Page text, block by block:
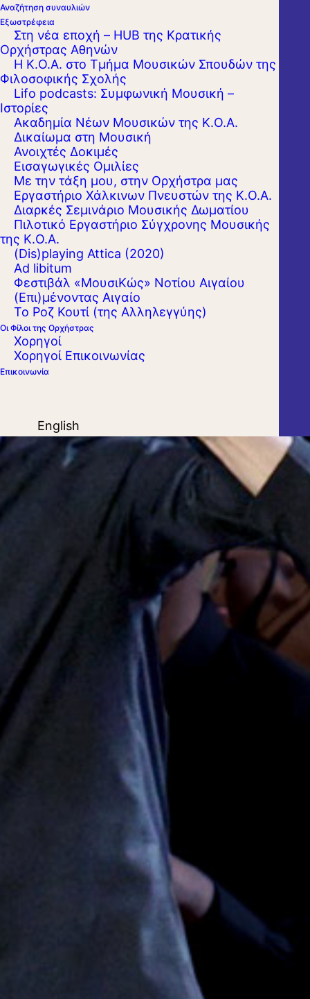
Αναζήτηση συναυλιών
Εξωστρέφεια
Στη νέα εποχή – HUB της Κρατικής
Ορχήστρας Αθηνών
Η Κ.Ο.Α. στο Τμήμα Μουσικών Σπουδών της
Φιλοσοφικής Σχολής
Lifo podcasts: Συμφωνική Μουσική –
Ιστορίες
Ακαδημία Νέων Μουσικών της Κ.Ο.Α.
Δικαίωμα στη Μουσική
Ανοιχτές Δοκιμές
Εισαγωγικές Ομιλίες
Με την τάξη μου, στην Ορχήστρα μας
Εργαστήριo Χάλκινων Πνευστών της Κ.Ο.Α.
Διαρκές Σεμινάριο Μουσικής Δωματίου
Πιλοτικό Εργαστήριο Σύγχρονης Μουσικής
της Κ.Ο.Α.
(Dis)playing Attica (2020)
Ad libitum
Φεστιβάλ «ΜουσιΚώς» Νοτίου Αιγαίου
(Επι)μένοντας Αιγαίο
Το Ροζ Κουτί (της Αλληλεγγύης)
Οι Φίλοι της Ορχήστρας
Χορηγοί
Χορηγοί Επικοινωνίας
Επικοινωνία
English